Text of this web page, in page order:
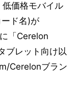
低価格モバイル
ド名)が
「Cerelon
ブレット向け以
Cerelonブラン